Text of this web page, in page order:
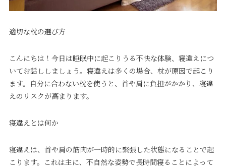
適切な枕の選び方
こんにちは！今日は睡眠中に起こりうる不快な体験、寝違えにつ
いてお話ししましょう。寝違えは多くの場合、枕が原因で起こり
ます。自分に合わない枕を使うと、首や肩に負担がかかり、寝違
えのリスクが高まります。
寝違えとは何か
寝違えは、首や肩の筋肉が一時的に緊張した状態になることで起
こります。これは主に、不自然な姿勢で長時間寝ることによって